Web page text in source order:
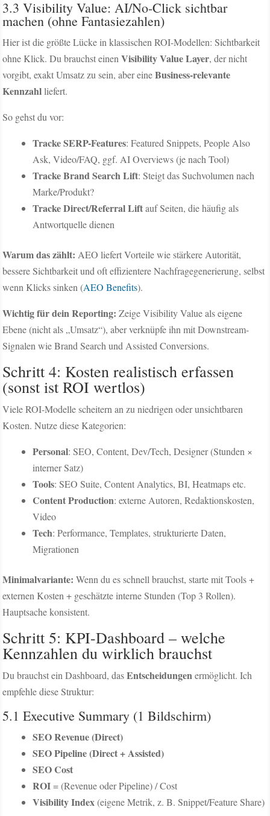
3.3 Visibility Value: AI/No-Click sichtbar
machen (ohne Fantasiezahlen)
Hier ist die größte Lücke in klassischen ROI-Modellen: Sichtbarkeit
ohne Klick. Du brauchst einenVisibility Value Layer, der nicht
vorgibt, exakt Umsatz zu sein, aber eineBusiness-relevante
Kennzahlliefert.
So gehst du vor:
Tracke SERP-Features: Featured Snippets, People Also
Ask, Video/FAQ, ggf. AI Overviews (je nach Tool)
Tracke Brand Search Lift: Steigt das Suchvolumen nach
Marke/Produkt?
Tracke Direct/Referral Liftauf Seiten, die häufig als
Antwortquelle dienen
Warum das zählt: AEO liefert Vorteile wie stärkere Autorität,
bessere Sichtbarkeit und oft effizientere Nachfragegenerierung, selbst
wenn Klicks sinken (AEO Benefits).
Wichtig für dein Reporting: Zeige Visibility Value als eigene
Ebene (nicht als „Umsatz“), aber verknüpfe ihn mit Downstream-
Signalen wie Brand Search und Assisted Conversions.
Schritt 4: Kosten realistisch erfassen
(sonst ist ROI wertlos)
Viele ROI-Modelle scheitern an zu niedrigen oder unsichtbaren
Kosten. Nutze diese Kategorien:
Personal: SEO, Content, Dev/Tech, Designer (Stunden ×
interner Satz)
Tools: SEO Suite, Content Analytics, BI, Heatmaps etc.
Content Production: externe Autoren, Redaktionskosten,
Video
Tech: Performance, Templates, strukturierte Daten,
Migrationen
Minimalvariante: Wenn du es schnell brauchst, starte mit Tools +
externen Kosten + geschätzte interne Stunden (Top 3 Rollen).
Hauptsache konsistent.
Schritt 5: KPI-Dashboard – welche
Kennzahlen du wirklich brauchst
Du brauchst ein Dashboard, dasEntscheidungenermöglicht. Ich
empfehle diese Struktur:
5.1 Executive Summary (1 Bildschirm)
SEO Revenue (Direct)
SEO Pipeline (Direct + Assisted)
SEO Cost
ROI= (Revenue oder Pipeline) / Cost
Visibility Index(eigene Metrik, z. B. Snippet/Feature Share)